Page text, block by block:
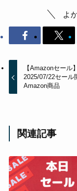
よ
【Amazonセール】
2025/07/22セール
Amazon商品
関連記事